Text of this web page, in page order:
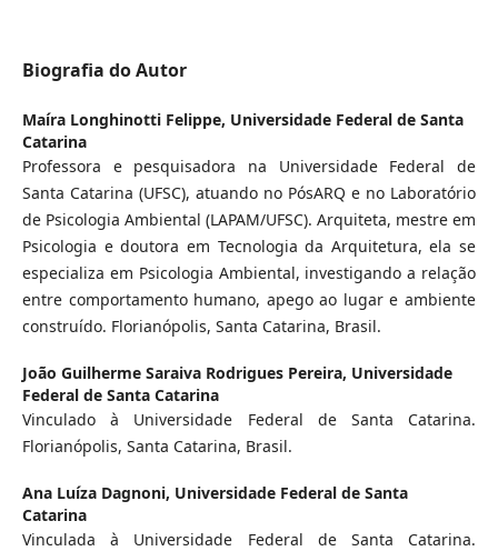
Biografia do Autor
Maíra Longhinotti Felippe, Universidade Federal de Santa
Catarina
Professora e pesquisadora na Universidade Federal de
Santa Catarina (UFSC), atuando no PósARQ e no Laboratório
de Psicologia Ambiental (LAPAM/UFSC). Arquiteta, mestre em
Psicologia e doutora em Tecnologia da Arquitetura, ela se
especializa em Psicologia Ambiental, investigando a relação
entre comportamento humano, apego ao lugar e ambiente
construído. Florianópolis, Santa Catarina, Brasil.
João Guilherme Saraiva Rodrigues Pereira, Universidade
Federal de Santa Catarina
Vinculado à Universidade Federal de Santa Catarina.
Florianópolis, Santa Catarina, Brasil.
Ana Luíza Dagnoni, Universidade Federal de Santa
Catarina
Vinculada à Universidade Federal de Santa Catarina.